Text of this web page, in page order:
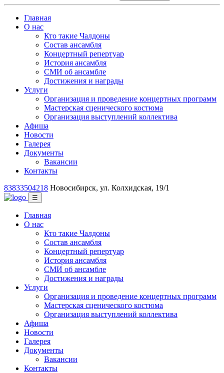
Главная
О нас
Кто такие Чалдоны
Состав ансамбля
Концертный репертуар
История ансамбля
СМИ об ансамбле
Достижения и награды
Услуги
Организация и проведение концертных программ
Мастерская сценического костюма
Организация выступлений коллектива
Афиша
Новости
Галерея
Документы
Вакансии
Контакты
83833504218 Новосибирск, ул. Колхидская, 19/1
☰
Главная
О нас
Кто такие Чалдоны
Состав ансамбля
Концертный репертуар
История ансамбля
СМИ об ансамбле
Достижения и награды
Услуги
Организация и проведение концертных программ
Мастерская сценического костюма
Организация выступлений коллектива
Афиша
Новости
Галерея
Документы
Вакансии
Контакты